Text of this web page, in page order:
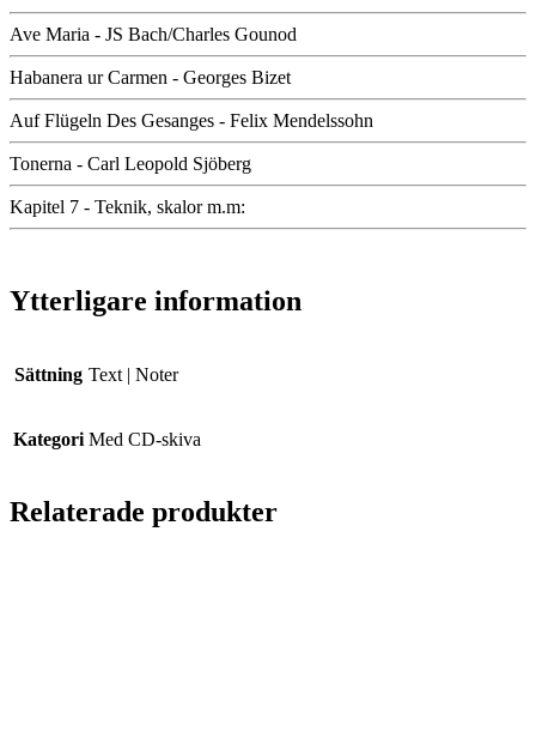
Ave Maria - JS Bach/Charles Gounod
Habanera ur Carmen - Georges Bizet
Auf Flügeln Des Gesanges - Felix Mendelssohn
Tonerna - Carl Leopold Sjöberg
Kapitel 7 - Teknik, skalor m.m:
Ytterligare information
Sättning Text | Noter
Kategori Med CD-skiva
Relaterade produkter